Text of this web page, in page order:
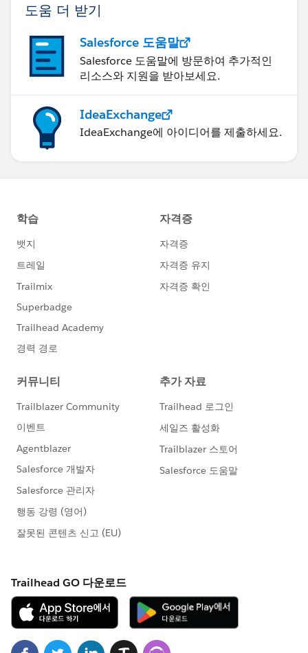
도움 더 받기
Salesforce 도움말
Salesforce 도움말에 방문하여 추가적인
리소스와 지원을 받아보세요.
IdeaExchange
IdeaExchange에 아이디어를 제출하세요.